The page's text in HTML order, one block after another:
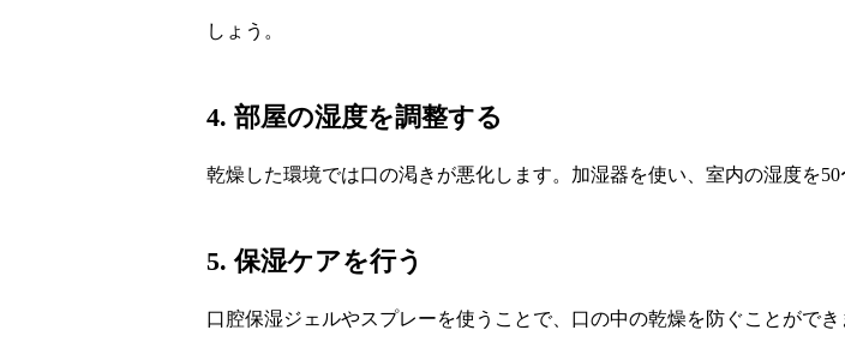
しょう。
4. 部屋の湿度を調整する
乾燥した環境では口の渇きが悪化します。加湿器を使い、室内の湿度を50
5. 保湿ケアを行う
口腔保湿ジェルやスプレーを使うことで、口の中の乾燥を防ぐことがで